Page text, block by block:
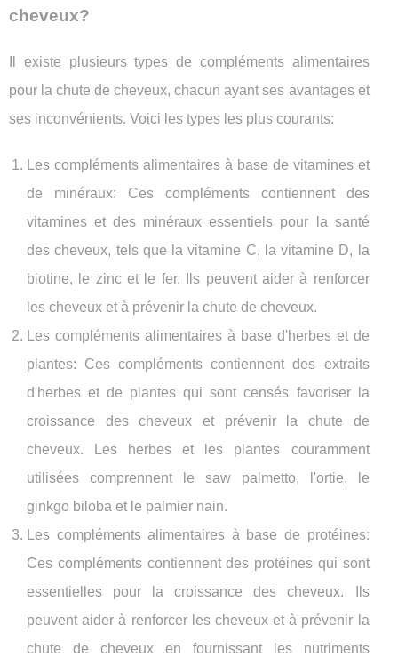
cheveux?
Il existe plusieurs types de compléments alimentaires
pour la chute de cheveux, chacun ayant ses avantages et
ses inconvénients. Voici les types les plus courants:
Les compléments alimentaires à base de vitamines et
de minéraux: Ces compléments contiennent des
vitamines et des minéraux essentiels pour la santé
des cheveux, tels que la vitamine C, la vitamine D, la
biotine, le zinc et le fer. Ils peuvent aider à renforcer
les cheveux et à prévenir la chute de cheveux.
Les compléments alimentaires à base d'herbes et de
plantes: Ces compléments contiennent des extraits
d'herbes et de plantes qui sont censés favoriser la
croissance des cheveux et prévenir la chute de
cheveux. Les herbes et les plantes couramment
utilisées comprennent le saw palmetto, l'ortie, le
ginkgo biloba et le palmier nain.
Les compléments alimentaires à base de protéines:
Ces compléments contiennent des protéines qui sont
essentielles pour la croissance des cheveux. Ils
peuvent aider à renforcer les cheveux et à prévenir la
chute de cheveux en fournissant les nutriments